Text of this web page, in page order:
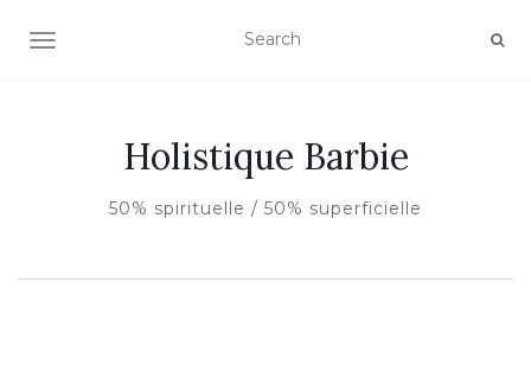
AFFICHER/MASQUER LA NAVIGATION
Holistique Barbie
50% spirituelle / 50% superficielle